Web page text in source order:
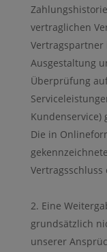
vertraglichen
Ausgestaltung
Überprüfung
Kundenservice)
Die in
Eine
grundsätzlich
unserer